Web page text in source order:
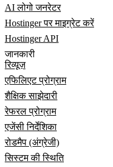
AI लोगो जनरेटर
Hostinger पर माइग्रेट करें
Hostinger API
जानकारी
रिव्यूज़
एफिलिएट प्रोग्राम
शैक्षिक साझेदारी
रेफरल प्रोग्राम
एजेंसी निर्देशिका
रोडमैप (अंग्रेजी)
सिस्टम की स्थिति